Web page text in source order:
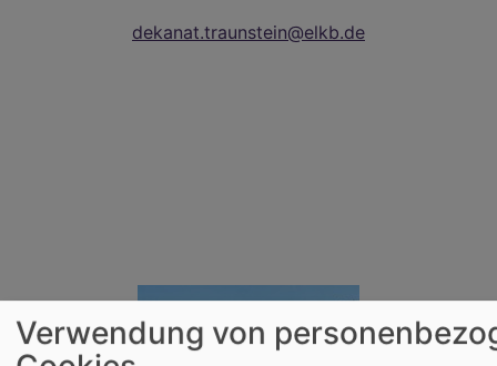
dekanat.traunstein@elkb.de
Verwendung von